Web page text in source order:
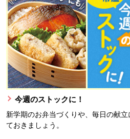
今週のストックに！
新学期のお弁当づくりや、毎日の献
ておきましょう。